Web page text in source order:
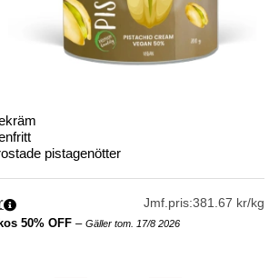
pistagenötter
Jmf.pris:381.67 kr/kg
50% OFF – Gäller tom. 17/8 2026